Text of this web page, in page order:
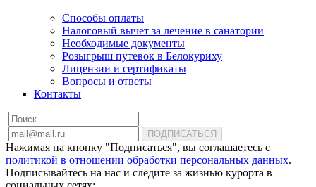
Способы оплаты
Налоговый вычет за лечение в санатории
Необходимые документы
Розыгрыш путевок в Белокуриху
Лицензии и сертификаты
Вопросы и ответы
Контакты
ПОДПИСАТЬСЯ
Нажимая на кнопку "Подписаться", вы соглашаетесь с
политикой в отношении обработки персональных данных.
Подписывайтесь на нас и следите за жизнью курорта в